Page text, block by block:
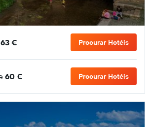
63 € Procurar Hotéis
60 € Procurar Hotéis